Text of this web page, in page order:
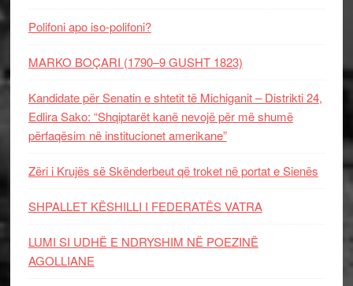
Polifoni apo iso-polifoni?
MARKO BOÇARI (1790–9 GUSHT 1823)
Kandidate për Senatin e shtetit të Michiganit – Distrikti 24,
Edlira Sako: “Shqiptarët kanë nevojë për më shumë
përfaqësim në institucionet amerikane”
Zëri i Krujës së Skënderbeut që troket në portat e Sienës
SHPALLET KËSHILLI I FEDERATËS VATRA
LUMI SI UDHË E NDRYSHIM NË POEZINË
AGOLLIANE